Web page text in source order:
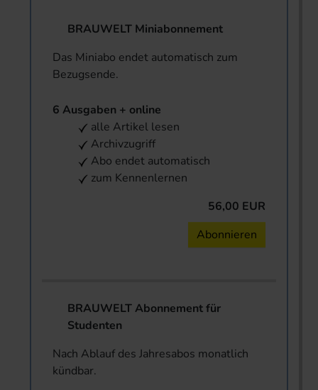
BRAUWELT Miniabonnement
Das Miniabo endet automatisch zum
Bezugsende.
6 Ausgaben + online
alle Artikel lesen
Archivzugriff
Abo endet automatisch
zum Kennenlernen
56,00 EUR
Abonnieren
BRAUWELT Abonnement für
Studenten
Nach Ablauf des Jahresabos monatlich
kündbar.